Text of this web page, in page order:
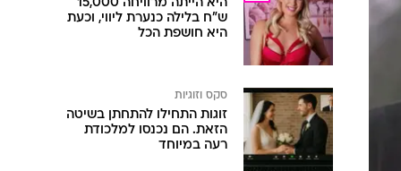
היא הייתה מרוויחה 15,000
ש"ח בלילה כנערת ליווי, וכעת
היא חושפת הכל
סקס וזוגיות
זוגות התחילו להתחתן בשיטה
הזאת. הם נכנסו למלכודת
רעה במיוחד